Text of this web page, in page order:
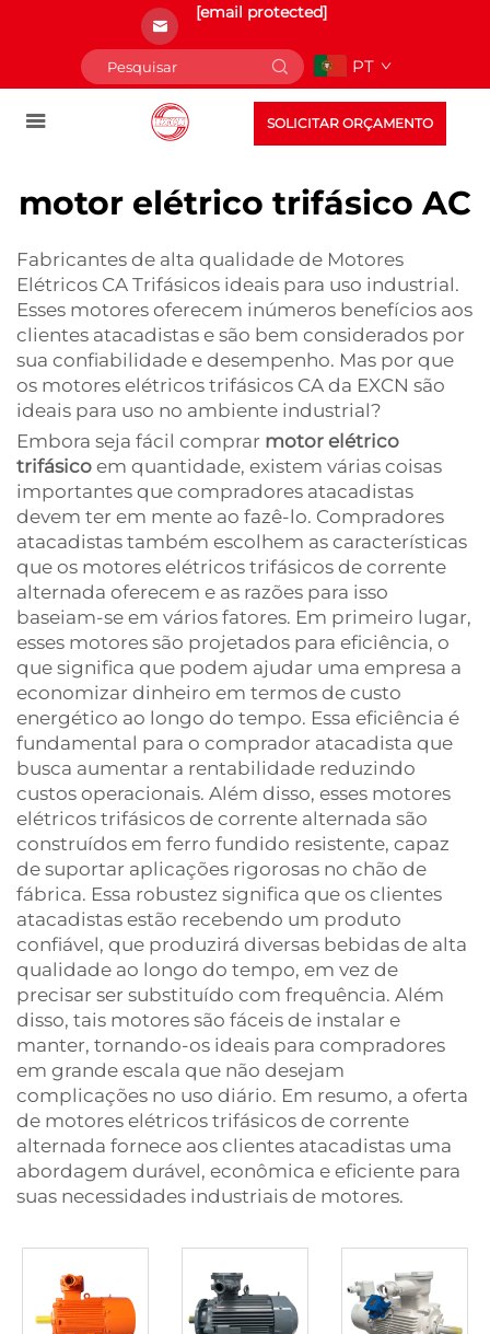
[email protected]
PT
SOLICITAR ORÇAMENTO
motor elétrico trifásico AC
Fabricantes de alta qualidade de Motores
Elétricos CA Trifásicos ideais para uso industrial.
Esses motores oferecem inúmeros benefícios aos
clientes atacadistas e são bem considerados por
sua confiabilidade e desempenho. Mas por que
os motores elétricos trifásicos CA da EXCN são
ideais para uso no ambiente industrial?
Embora seja fácil comprar motor elétrico
trifásico em quantidade, existem várias coisas
importantes que compradores atacadistas
devem ter em mente ao fazê-lo. Compradores
atacadistas também escolhem as características
que os motores elétricos trifásicos de corrente
alternada oferecem e as razões para isso
baseiam-se em vários fatores. Em primeiro lugar,
esses motores são projetados para eficiência, o
que significa que podem ajudar uma empresa a
economizar dinheiro em termos de custo
energético ao longo do tempo. Essa eficiência é
fundamental para o comprador atacadista que
busca aumentar a rentabilidade reduzindo
custos operacionais. Além disso, esses motores
elétricos trifásicos de corrente alternada são
construídos em ferro fundido resistente, capaz
de suportar aplicações rigorosas no chão de
fábrica. Essa robustez significa que os clientes
atacadistas estão recebendo um produto
confiável, que produzirá diversas bebidas de alta
qualidade ao longo do tempo, em vez de
precisar ser substituído com frequência. Além
disso, tais motores são fáceis de instalar e
manter, tornando-os ideais para compradores
em grande escala que não desejam
complicações no uso diário. Em resumo, a oferta
de motores elétricos trifásicos de corrente
alternada fornece aos clientes atacadistas uma
abordagem durável, econômica e eficiente para
suas necessidades industriais de motores.